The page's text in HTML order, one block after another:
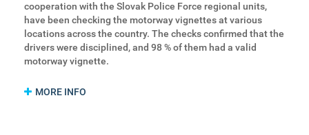
cooperation with the Slovak Police Force regional units,
have been checking the motorway vignettes at various
locations across the country. The checks confirmed that the
drivers were disciplined, and 98 % of them had a valid
motorway vignette.
MORE INFO